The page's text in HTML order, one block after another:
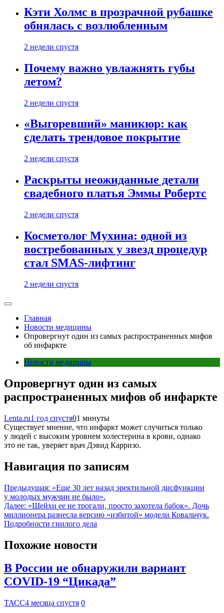
Кэти Холмс в прозрачной рубашке
обнялась с возлюбленным
2 недели спустя
Почему важно увлажнять губы
летом?
2 недели спустя
«Выгоревший» маникюр: как
сделать трендовое покрытие
2 недели спустя
Раскрыты неожиданные детали
свадебного платья Эммы Робертс
2 недели спустя
Косметолог Мухина: одной из
востребованных у звезд процедур
стал SMAS-лифтинг
2 недели спустя
Главная
Новости медицины
Опровергнут один из самых распространенных мифов
об инфаркте
Новости медицины
Опровергнут один из самых
распространенных мифов об инфаркте
Lenta.ru1 год спустя01 минуты
Существует мнение, что инфаркт может случиться только
у людей с высоким уровнем холестерина в крови, однако
это не так, уверяет врач Дэвид Карризо.
Навигация по записям
Предыдущая: «Еще 30 лет назад эректильной дисфункции
у молодых мужчин не было».
Далее: «Шейхи ее не трогали, просто захотела бабок». Дочь
миллионера разнесла версию «избитой» модели Ковальчук.
Подробности гнилого дела
Похожие новости
В России не обнаружили вариант
COVID-19 “Цикада”
ТАСС4 месяца спустя 0